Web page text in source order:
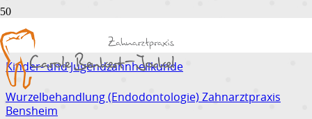
Schwerpunkte
Kinder- und Jugendzahnheilkunde
Wurzelbehandlung (Endodontologie) Zahnarztpraxis
Bensheim